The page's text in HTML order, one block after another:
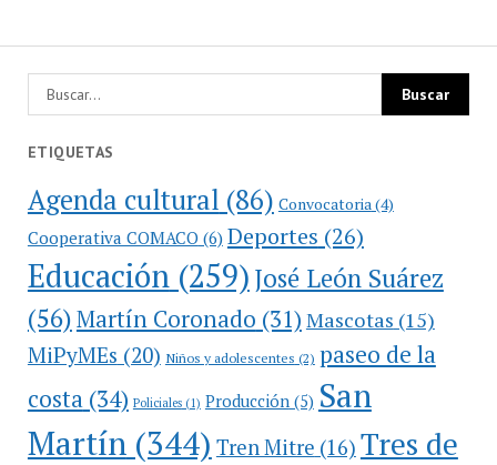
ETIQUETAS
Agenda cultural (86) Convocatoria (4)
Cooperativa COMACO(6) Deportes (26)
Educación(259)José León Suárez
(56)Martín Coronado (31) Mascotas (15)
MiPyMEs (20) Niños y adolescentes (2) paseo de la
costa(34) Policiales(1) Producción(5) San
Martín(344) Tren Mitre (16) Tres de